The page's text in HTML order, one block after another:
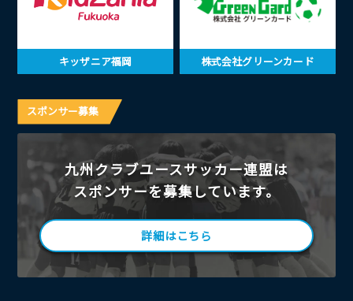
キッザニア福岡 株式会社グリーンカード
スポンサー募集
九州クラブユースサッカー連盟は
スポンサーを募集しています。
詳細はこちら